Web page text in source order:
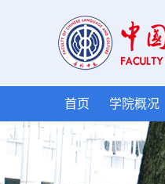
首页 学院概况